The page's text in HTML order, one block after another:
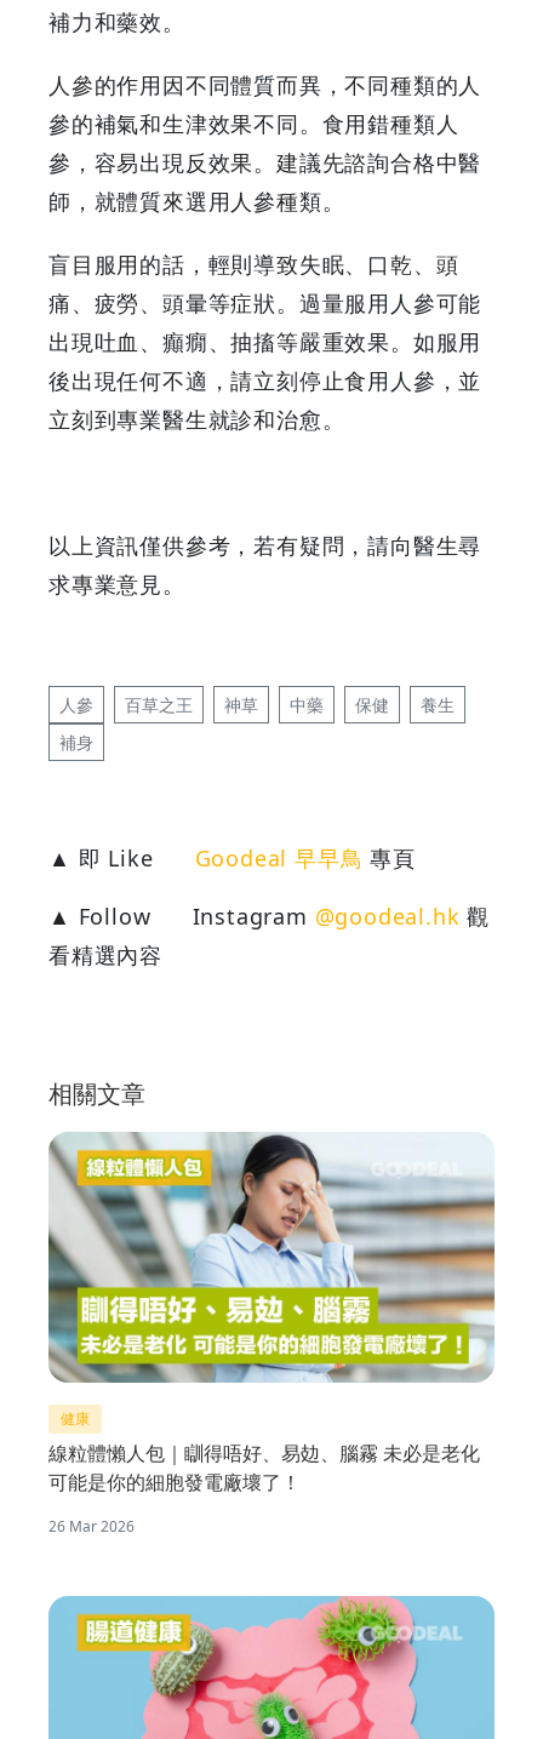
補力和藥效。
人參的作用因不同體質而異，不同種類的人
參的補氣和生津效果不同。食用錯種類人
參，容易出現反效果。建議先諮詢合格中醫
師，就體質來選用人參種類。
盲目服用的話，輕則導致失眠、口乾、頭
痛、疲勞、頭暈等症狀。過量服用人參可能
出現吐血、癲癇、抽搐等嚴重效果。如服用
後出現任何不適，請立刻停止食用人參，並
立刻到專業醫生就診和治愈。
以上資訊僅供參考，若有疑問，請向醫生尋
求專業意見。
人參 百草之王 神草 中藥 保健
養生
補身
▲ 即 Like Goodeal 早早鳥 專頁
▲ Follow
Instagram @goodeal.hk 觀
看精選內容
相關文章
健康
線粒體懶人包｜瞓得唔好、易攰、腦霧 未必是老化
可能是你的細胞發電廠壞了！
26 Mar 2026